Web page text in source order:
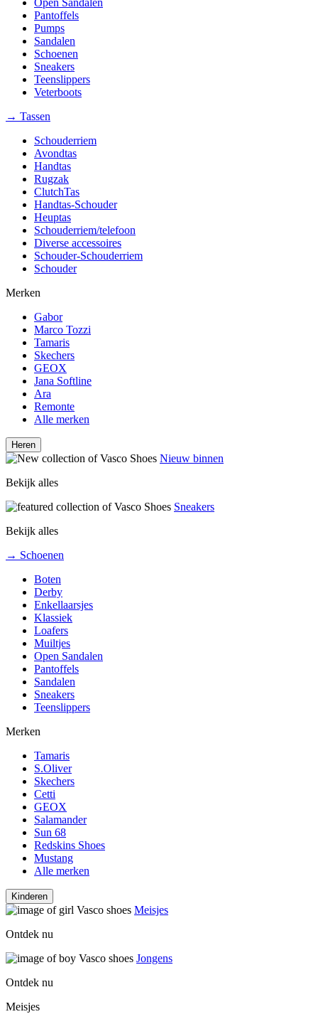
Open Sandalen
Pantoffels
Pumps
Sandalen
Schoenen
Sneakers
Teenslippers
Veterboots
→ Tassen
Schouderriem
Avondtas
Handtas
Rugzak
ClutchTas
Handtas-Schouder
Heuptas
Schouderriem/telefoon
Diverse accessoires
Schouder-Schouderriem
Schouder
Merken
Gabor
Marco Tozzi
Tamaris
Skechers
GEOX
Jana Softline
Ara
Remonte
Alle merken
Heren
Nieuw binnen
Bekijk alles
Sneakers
Bekijk alles
→ Schoenen
Boten
Derby
Enkellaarsjes
Klassiek
Loafers
Muiltjes
Open Sandalen
Pantoffels
Sandalen
Sneakers
Teenslippers
Merken
Tamaris
S.Oliver
Skechers
Cetti
GEOX
Salamander
Sun 68
Redskins Shoes
Mustang
Alle merken
Kinderen
Meisjes
Ontdek nu
Jongens
Ontdek nu
Meisjes